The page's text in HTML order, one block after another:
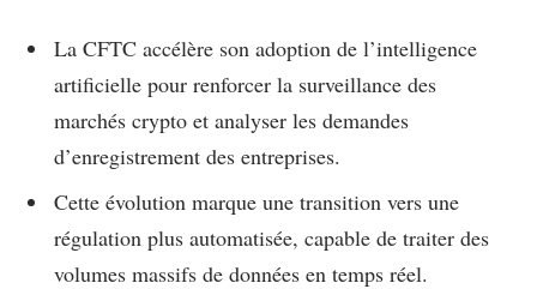
La CFTC accélère son adoption de l’intelligence
artificielle pour renforcer la surveillance des
marchés crypto et analyser les demandes
d’enregistrement des entreprises.
Cette évolution marque une transition vers une
régulation plus automatisée, capable de traiter des
volumes massifs de données en temps réel.